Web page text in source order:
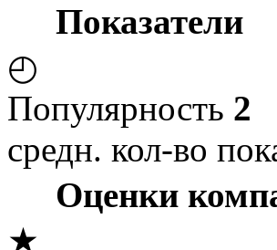
Показатели
◴
Популярность 2
средн. кол-во
Оценки
★